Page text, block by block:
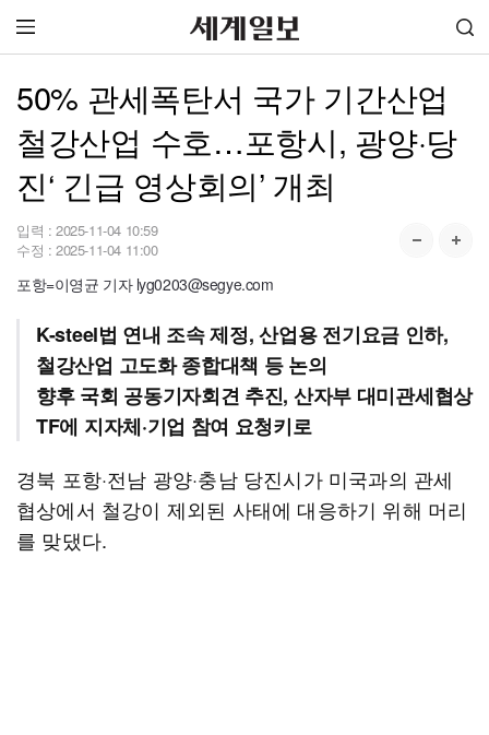
50% 관세폭탄서 국가 기간산업
철강산업 수호…포항시, 광양·당
진‘ 긴급 영상회의’ 개최
입력 : 2025-11-04 10:59
수정 : 2025-11-04 11:00
포항=이영균 기자 lyg0203@segye.com
K-steel법 연내 조속 제정, 산업용 전기요금 인하,
철강산업 고도화 종합대책 등 논의
향후 국회 공동기자회견 추진, 산자부 대미관세협상
TF에 지자체·기업 참여 요청키로
경북 포항·전남 광양·충남 당진시가 미국과의 관세
협상에서 철강이 제외된 사태에 대응하기 위해 머리
를 맞댔다.